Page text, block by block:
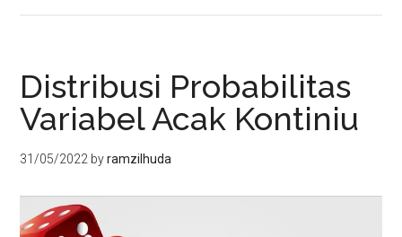
Distribusi Probabilitas
Variabel Acak Kontiniu
31/05/2022 byramzilhuda